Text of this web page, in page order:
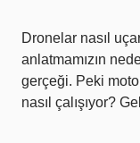
Dronelar nasıl
anlatmamızın
gerçeği. Peki
nasıl çalışıyor?